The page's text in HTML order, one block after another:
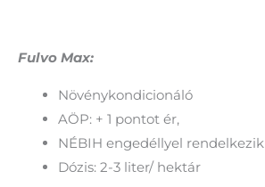
Fulvo Max:
Növénykondicionáló
AÖP: + 1 pontot ér,
NÉBIH engedéllyel rendelkezik
Dózis: 2-3 liter/ hektár